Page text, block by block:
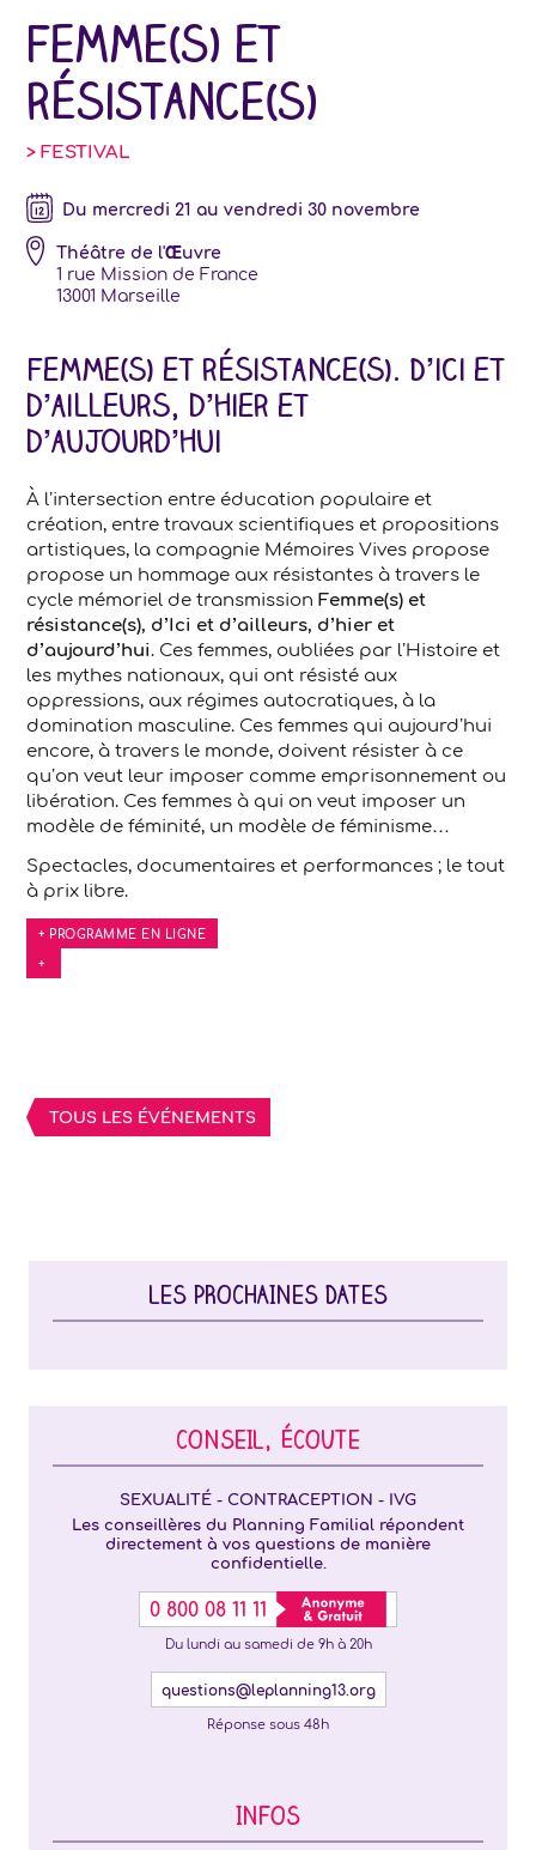
Femme(s) et
résistance(s)
> FESTIVAL
Du mercredi 21 au vendredi 30 novembre
Théâtre de l'Œuvre
1 rue Mission de France
13001 Marseille
Femme(s) et résistance(s). D’ici et
d’ailleurs, d’hier et
d’aujourd’hui
À l’intersection entre éducation populaire et
création, entre travaux scientifiques et propositions
artistiques, la compagnie Mémoires Vives propose
propose un hommage aux résistantes à travers le
cycle mémoriel de transmissionFemme(s) et
résistance(s), d’Ici et d’ailleurs, d’hier et
d’aujourd’hui. Ces femmes, oubliées par l’Histoire et
les mythes nationaux, qui ont résisté aux
oppressions, aux régimes autocratiques, à la
domination masculine. Ces femmes qui aujourd’hui
encore, à travers le monde, doivent résister à ce
qu’on veut leur imposer comme emprisonnement ou
libération. Ces femmes à qui on veut imposer un
modèle de féminité, un modèle de féminisme…
Spectacles, documentaires et performances ; le tout
à prix libre.
+ PROGRAMME EN LIGNE
+
TOUS LES ÉVÉNEMENTS
LES PROCHAINES DATES
CONSEIL, ÉCOUTE
SEXUALITÉ - CONTRACEPTION - IVG
Les conseillères du Planning Familial répondent
directement à vos questions de manière
confidentielle.
0 800 08 11 11
Du lundi au samedi de 9h à 20h
questions@leplanning13.org
Réponse sous 48h
INFOS